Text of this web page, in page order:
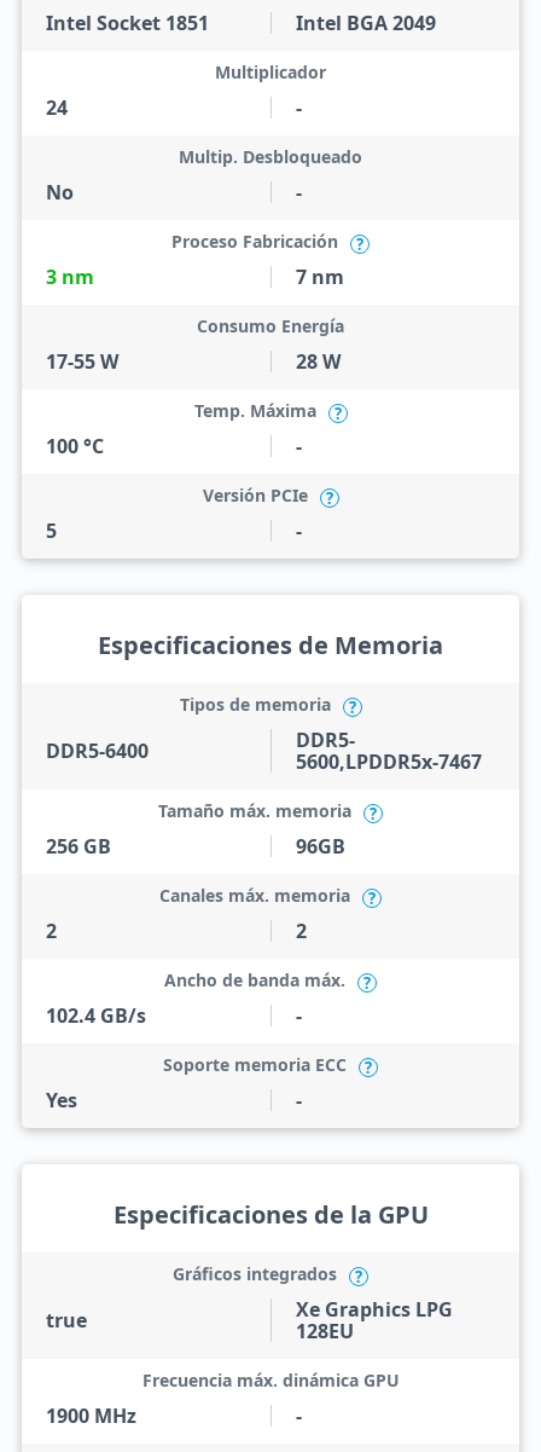
Intel Socket 1851 Intel BGA 2049
24
Multiplicador
-
No
Multip. Desbloqueado
-
3 nm
Proceso Fabricación ?
7 nm
17-55 W
Consumo Energía
28 W
100 °C
Temp. Máxima ?
-
5
Versión PCIe ?
-
Especificaciones de Memoria
DDR5-6400
Tipos de memoria ?
DDR5-
5600,LPDDR5x-7467
256 GB
Tamaño máx. memoria ?
96GB
2
Canales máx. memoria ?
2
102.4 GB/s
Ancho de banda máx. ?
-
Yes
Soporte memoria ECC ?
-
Especificaciones de la GPU
true
Gráficos integrados ?
Xe Graphics LPG
128EU
1900 MHz
Frecuencia máx. dinámica GPU
-